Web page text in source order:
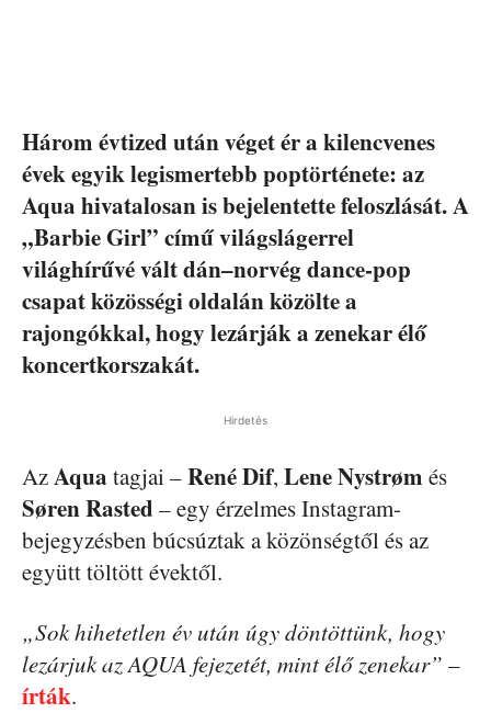
Három évtized után véget ér a kilencvenes
évek egyik legismertebb poptörténete: az
Aqua hivatalosan is bejelentette feloszlását. A
„Barbie Girl” című világslágerrel
világhírűvé vált dán–norvég dance-pop
csapat közösségi oldalán közölte a
rajongókkal, hogy lezárják a zenekar élő
koncertkorszakát.
Hirdetés
AzAqua tagjai –René Dif, Lene Nystrøm és
Søren Rasted – egy érzelmes Instagram-
bejegyzésben búcsúztak a közönségtől és az
együtt töltött évektől.
„Sok hihetetlen év után úgy döntöttünk, hogy
lezárjuk az AQUA fejezetét, mint élő zenekar” –
írták.